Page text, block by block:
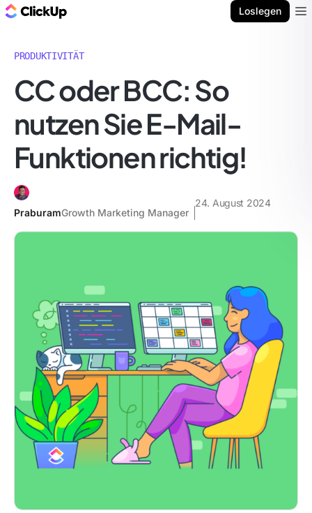
Loslegen
PRODUKTIVITÄT
CC oder BCC: So
nutzen Sie E-Mail-
Funktionen richtig!
PraburamGrowth Marketing Manager
24. August 2024